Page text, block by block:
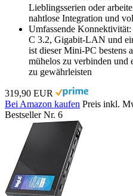
Lieblingsserien oder
nahtlose Integration und
Umfassende
C 3.2, Gigabit-LAN und
ist dieser Mini-PC bestens
mühelos zu verbinden und
zu gewährleisten
319,90 EUR
Bei Amazon kaufen Preis inkl.
Bestseller Nr. 6